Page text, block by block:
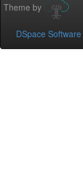
Theme by
DSpace Software